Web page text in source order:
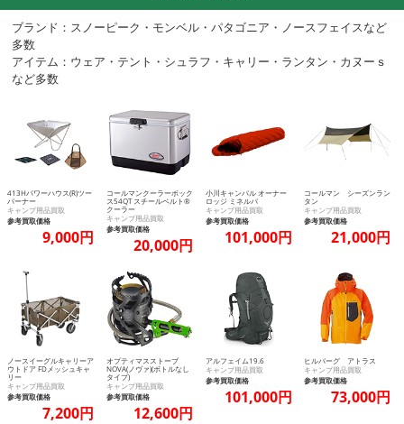
ブランド：スノーピーク・モンベル・パタゴニア・ノースフェイスなど
多数
アイテム：ウェア・テント・シュラフ・キャリー・ランタン・カヌーｓ
など多数
413Hパワーハウス(R)ツー
バーナー
キャンプ用品買取
参考買取価格
9,000円
コールマンクーラーボック
ス54QT スチールベルト®
クーラー
キャンプ用品買取
参考買取価格
20,000円
小川キャンパル オーナー
ロッジ ミネルバ
キャンプ用品買取
参考買取価格
101,000円
コールマン シーズンラン
タン
キャンプ用品買取
参考買取価格
21,000円
ノースイーグルキャリーア
ウトドア FDメッシュキャ
リー
キャンプ用品買取
参考買取価格
7,200円
オプティマスストーブ
NOVA(ノヴァ)(ボトルなし
タイプ)
キャンプ用品買取
参考買取価格
12,600円
アルフェイム19.6
キャンプ用品買取
参考買取価格
101,000円
ヒルバーグ アトラス
キャンプ用品買取
参考買取価格
73,000円